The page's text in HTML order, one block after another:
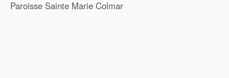
Paroisse Sainte Marie Colmar